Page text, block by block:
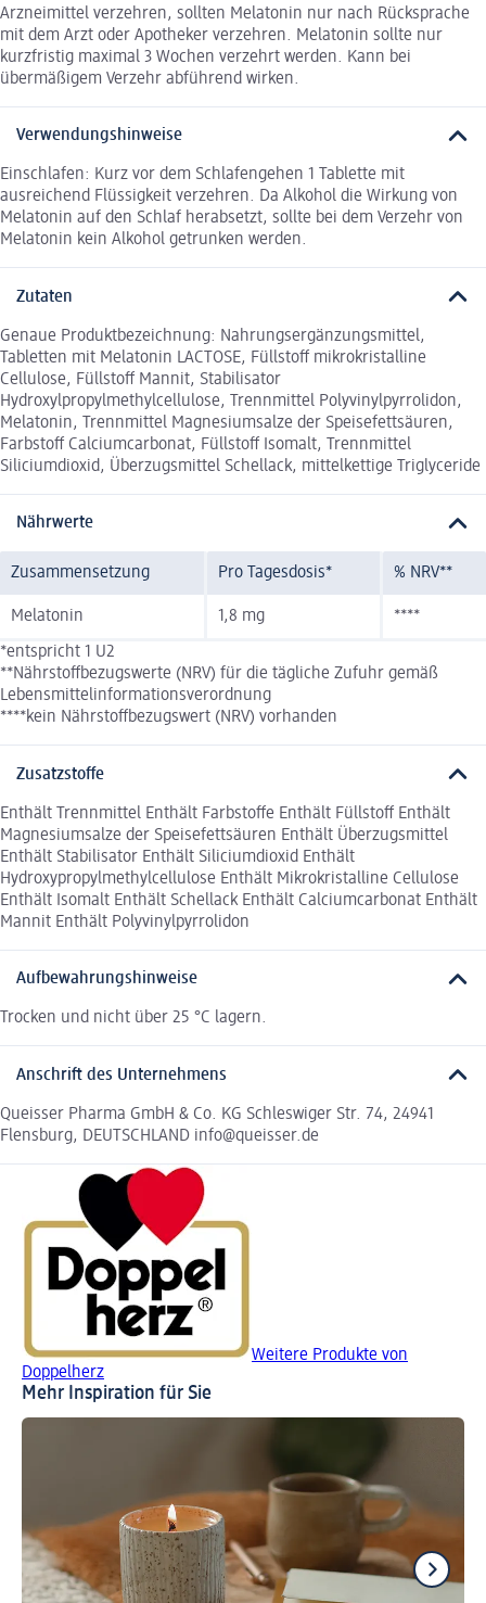
Arzneimittel verzehren, sollten Melatonin nur nach Rücksprache
mit dem Arzt oder Apotheker verzehren. Melatonin sollte nur
kurzfristig maximal 3 Wochen verzehrt werden. Kann bei
übermäßigem Verzehr abführend wirken.
Verwendungshinweise
Einschlafen: Kurz vor dem Schlafengehen 1 Tablette mit
ausreichend Flüssigkeit verzehren. Da Alkohol die Wirkung von
Melatonin auf den Schlaf herabsetzt, sollte bei dem Verzehr von
Melatonin kein Alkohol getrunken werden.
Zutaten
Genaue Produktbezeichnung: Nahrungsergänzungsmittel,
Tabletten mit Melatonin LACTOSE, Füllstoff mikrokristalline
Cellulose, Füllstoff Mannit, Stabilisator
Hydroxylpropylmethylcellulose, Trennmittel Polyvinylpyrrolidon,
Melatonin, Trennmittel Magnesiumsalze der Speisefettsäuren,
Farbstoff Calciumcarbonat, Füllstoff Isomalt, Trennmittel
Siliciumdioxid, Überzugsmittel Schellack, mittelkettige Triglyceride
Nährwerte
Zusammensetzung Pro Tagesdosis* % NRV**
Melatonin 1,8 mg ****
*entspricht 1 U2
**Nährstoffbezugswerte (NRV) für die tägliche Zufuhr gemäß
Lebensmittelinformationsverordnung
****kein Nährstoffbezugswert (NRV) vorhanden
Zusatzstoffe
Enthält Trennmittel Enthält Farbstoffe Enthält Füllstoff Enthält
Magnesiumsalze der Speisefettsäuren Enthält Überzugsmittel
Enthält Stabilisator Enthält Siliciumdioxid Enthält
Hydroxypropylmethylcellulose Enthält Mikrokristalline Cellulose
Enthält Isomalt Enthält Schellack Enthält Calciumcarbonat Enthält
Mannit Enthält Polyvinylpyrrolidon
Aufbewahrungshinweise
Trocken und nicht über 25 °C lagern.
Anschrift des Unternehmens
Queisser Pharma GmbH & Co. KG Schleswiger Str. 74, 24941
Flensburg, DEUTSCHLAND info@queisser.de
Weitere Produkte von
Doppelherz
Mehr Inspiration für Sie